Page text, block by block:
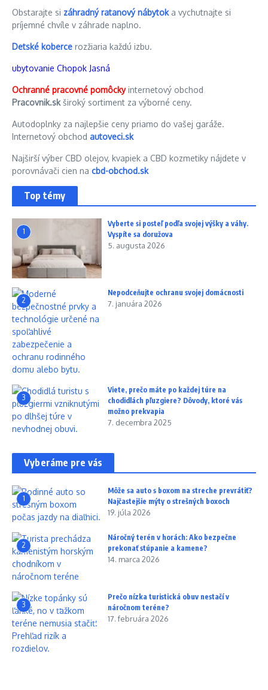
Obstarajte si záhradný ratanový nábytoka vychutnajte si
príjemné chvíle v záhrade naplno.
Detské koberce rozžiaria každú izbu.
ubytovanie Chopok Jasná
Ochranné pracovné pomôckyinternetový obchod
Pracovnik.skširoký sortiment za výborné ceny.
Autodoplnky za najlepšie ceny priamo do vašej garáže.
Internetový obchod autoveci.sk
Najširší výber CBD olejov, kvapiek a CBD kozmetiky nájdete v
porovnávači cien na cbd-obchod.sk
Top témy
1
Vyberte si posteľ podľa svojej výšky a váhy.
Vyspíte sa doružova
5. augusta 2026
2
Nepodceňujte ochranu svojej domácnosti
7. januára 2026
3
Viete, prečo máte po každej túre na
chodidlách pľuzgiere? Dôvody, ktoré vás
možno prekvapia
7. decembra 2025
Vyberáme pre vás
1
Môže sa auto s boxom na streche prevrátiť?
Najčastejšie mýty o strešných boxoch
19. júla 2026
2
Náročný terén v horách: Ako bezpečne
prekonať stúpanie a kamene?
14. marca 2026
3
Prečo nízka turistická obuv nestačí v
náročnom teréne?
17. februára 2026